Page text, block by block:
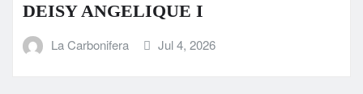
DEISY ANGELIQUE I
La Carbonifera Jul 4, 2026